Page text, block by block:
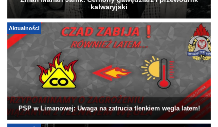
kalwaryjski
Aktualności
PSP w Limanowej: Uwaga na zatrucia tlenkiem węgla latem!